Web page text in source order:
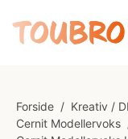
Forside / Kreativ /
Cernit Modellervoks